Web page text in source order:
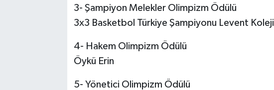
3- Şampiyon Melekler Olimpizm Ödülü
3x3 Basketbol Türkiye Şampiyonu Levent Koleji
4- Hakem Olimpizm Ödülü
Öykü Erin
5- Yönetici Olimpizm Ödülü